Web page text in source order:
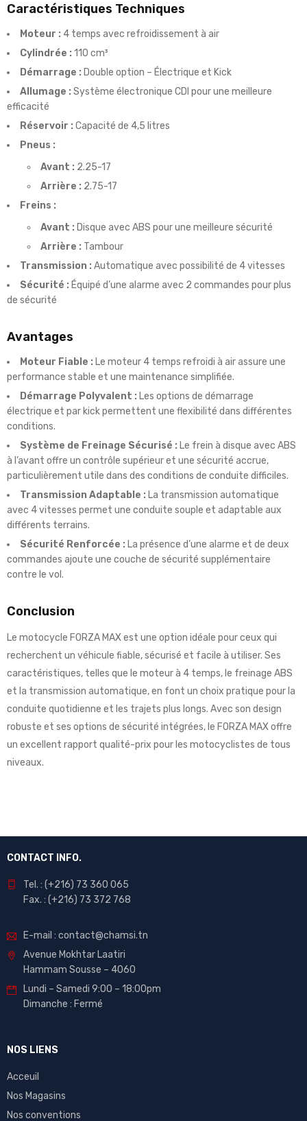
Caractéristiques Techniques
Moteur : 4 temps avec refroidissement à air
Cylindrée : 110 cm³
Démarrage : Double option – Électrique et Kick
Allumage : Système électronique CDI pour une meilleure
efficacité
Réservoir : Capacité de 4,5 litres
Pneus :
Avant : 2.25-17
Arrière : 2.75-17
Freins :
Avant : Disque avec ABS pour une meilleure sécurité
Arrière : Tambour
Transmission : Automatique avec possibilité de 4 vitesses
Sécurité : Équipé d’une alarme avec 2 commandes pour plus
de sécurité
Avantages
Moteur Fiable : Le moteur 4 temps refroidi à air assure une
performance stable et une maintenance simplifiée.
Démarrage Polyvalent : Les options de démarrage
électrique et par kick permettent une flexibilité dans différentes
conditions.
Système de Freinage Sécurisé : Le frein à disque avec ABS
à l’avant offre un contrôle supérieur et une sécurité accrue,
particulièrement utile dans des conditions de conduite difficiles.
Transmission Adaptable : La transmission automatique
avec 4 vitesses permet une conduite souple et adaptable aux
différents terrains.
Sécurité Renforcée : La présence d’une alarme et de deux
commandes ajoute une couche de sécurité supplémentaire
contre le vol.
Conclusion
Le motocycle FORZA MAX est une option idéale pour ceux qui
recherchent un véhicule fiable, sécurisé et facile à utiliser. Ses
caractéristiques, telles que le moteur à 4 temps, le freinage ABS
et la transmission automatique, en font un choix pratique pour la
conduite quotidienne et les trajets plus longs. Avec son design
robuste et ses options de sécurité intégrées, le FORZA MAX offre
un excellent rapport qualité-prix pour les motocyclistes de tous
niveaux.
CONTACT INFO.
Tel. : (+216) 73 360 065
Fax. : (+216) 73 372 768
E-mail : contact@chamsi.tn
Avenue Mokhtar Laatiri
Hammam Sousse – 4060
Lundi – Samedi 9:00 – 18:00pm
Dimanche : Fermé
NOS LIENS
Acceuil
Nos Magasins
Nos conventions